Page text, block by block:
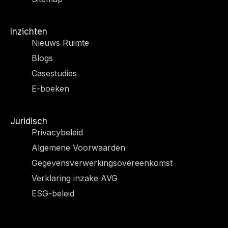
Inzichten
Nieuws Ruimte
Blogs
Casestudies
E-boeken
Juridisch
Privacybeleid
Algemene Voorwaarden
Gegevensverwerkingsovereenkomst
Verklaring inzake AVG
ESG-beleid